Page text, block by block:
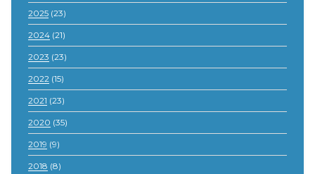
2025 (23)
2024 (21)
2023 (23)
2022 (15)
2021 (23)
2020 (35)
2019 (9)
2018 (8)